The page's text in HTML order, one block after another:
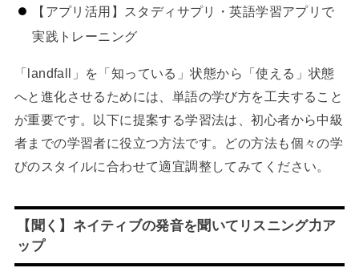
【アプリ活用】スタディサプリ・英語学習アプリで
実践トレーニング
「landfall」を「知っている」状態から「使える」状態
へと進化させるためには、単語の学び方を工夫すること
が重要です。以下に提案する学習法は、初心者から中級
者までの学習者に役立つ方法です。どの方法も個々の学
びのスタイルに合わせて適宜調整してみてください。
【聞く】ネイティブの発音を聞いてリスニング力ア
ップ